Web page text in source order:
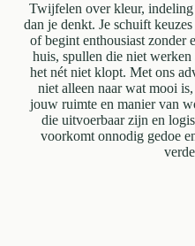
Twijfelen over kleur,
dan je denkt. Je schuift
of begint enthousiast zonder
huis, spullen die niet werken
het nét niet klopt. Met ons
niet alleen naar wat mooi
jouw ruimte en manier van
die uitvoerbaar zijn en
voorkomt onnodig gedoe